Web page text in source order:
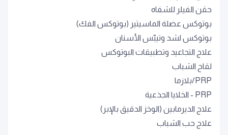
حقن الفيلر للشفاه
بوتوكس عضلة الماسيتير (بوتوكس الفك)
بوتوكس لشد وتيبّس الأسنان
علاج التجاعيد وتطبيقات البوتوكس
لقاح الشباب
PRP/بلازما
PRP - الخلايا الجذعية
علاج الديرمابين (الوخز الدقيق بالإبر)
علاج حب الشباب